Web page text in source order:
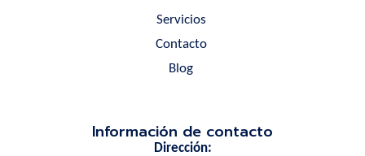
Servicios
Contacto
Blog
Información de contacto
Dirección: